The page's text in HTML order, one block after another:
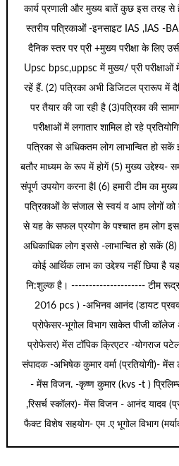
कार्य प्रणाली और मुख्य बातें कुछ इस तरह से
स्तरीय पत्रिकाओं -इनसाइट IAS ,IAS -
दैनिक स्तर पर प्री +मुख्य परीक्षा के लिए
Upsc bpsc,uppsc में मुख्य/ प्री
रहें हैं. (2) पत्रिका अभी डिजिटल प्रारूप में
पर तैयार की जा रही है (3)पत्रिका की
परीक्षाओं में लगातार शामिल हो रहे
पत्रिका से अधिकतम लोग लाभान्वित हो
बतौर माध्यम के रूप में होगें (5) मुख्य उद्देश्य-
संपूर्ण उपयोग करना हैl (6) हमारी टीम का
पत्रिकाओं के संजाल से स्वयं व आप लोगों को
से यह के सफल प्रयोग के पश्चात हम लोग इस
अधिकाधिक लोग इससे -लाभान्वित हो सकें
कोई आर्थिक लाभ का उद्देश्य नहीं छिपा है
नि:शुल्क है। --------------------- टीम रूद्रा
2016 pcs ) -अभिनव आनंद (डायट
प्रोफेसर-भूगोल विभाग साकेत पीजी कॉलेज
प्रोफेसर) मेंस टॉपिक क्रिएटर -योगराज
संपादक -अभिषेक कुमार वर्मा (प्रतियोगी)- मेंस
- मेंस विजन. -कृष्ण कुमार (kvs -t )
,रिसर्च स्कॉलर)- मेंस विजन - आनंद यादव
फैक्ट विशेष सहयोग- एम .ए भूगोल विभाग